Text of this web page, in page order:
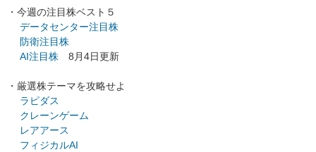
・今週の注目株ベスト５
データセンター注目株
防衛注目株
AI注目株 8月4日更新
・厳選株テーマを攻略せよ
ラピダス
クレーンゲーム
レアアース
フィジカルAI